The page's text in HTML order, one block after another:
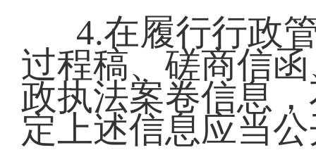
4.在履行行政
过程稿、磋商信
政执法案卷信息
定上述信息应当